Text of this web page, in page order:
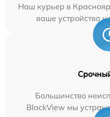
Наш курьер в
ваше устройство
Большинство
BlackView мы